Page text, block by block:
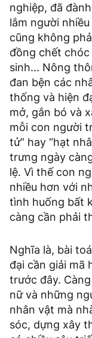
nghiệp, đã
lắm người
cũng không
đồng chết
sinh... Nông
đan bện các
thống và hiện
mở, gắn bó và
mỗi con người
tử” hay “hạt
trưng ngày
lệ. Vì thế con
nhiều hơn với
tình huống bất
càng cần phải
Nghĩa là, bài
đại cần giải mã
trước đây.
nữ và những
nhân vật mà
sóc, dựng xây